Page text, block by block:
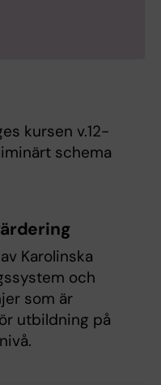
kursen v.12-
schema
Karolinska
och
som är
utbildning på